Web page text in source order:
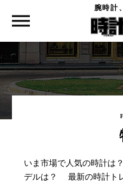
腕時計
いま市場で人気の時計は
デルは？
最新の時計ト